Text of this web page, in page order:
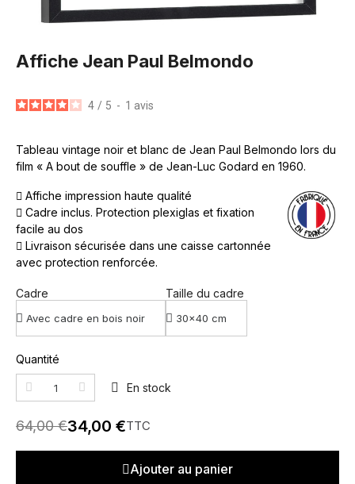
Affiche Jean Paul Belmondo
4 / 5 - 1 avis
Tableau vintage noir et blanc de Jean Paul Belmondo lors du
film « A bout de souffle » de Jean-Luc Godard en 1960.
Affiche impression haute qualité
Cadre inclus. Protection plexiglas et fixation
facile au dos
Livraison sécurisée dans une caisse cartonnée
avec protection renforcée.
Cadre Taille du cadre
Quantité
En stock
64,00 €34,00 €TTC
Ajouter au panier